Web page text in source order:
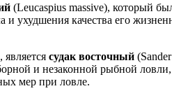
(Leucaspius massive), который
и ухудшения качества его
судак восточный
и незаконной рыбной
мер при ловле.